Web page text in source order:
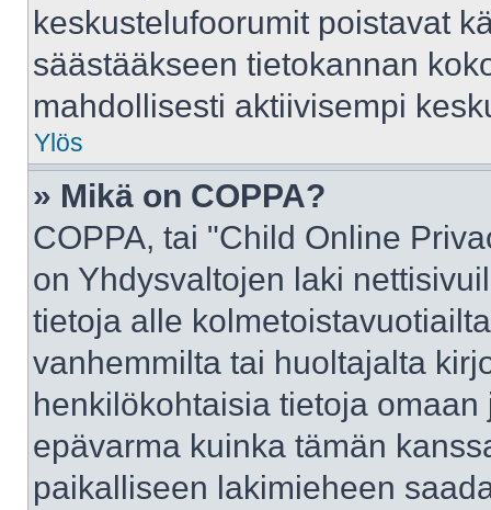
keskustelufoorumit poistavat
säästääkseen tietokannan
mahdollisesti aktiivisempi
Ylös
» Mikä on COPPA?
COPPA, tai "Child Online
on Yhdysvaltojen laki
tietoja alle
vanhemmilta tai huoltajalta
henkilökohtaisia tietoja
epävarma kuinka tämän
paikalliseen lakimieheen